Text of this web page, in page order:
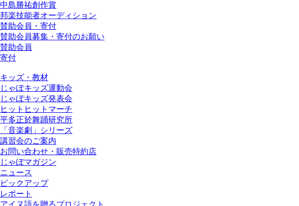
中島勝祐創作賞
邦楽技能者オーディション
賛助会員・寄付
賛助会員募集・寄付のお願い
賛助会員
寄付
キッズ・教材
じゃぽキッズ運動会
じゃぽキッズ発表会
ヒットヒットマーチ
平多正於舞踊研究所
「音楽劇」シリーズ
講習会のご案内
お問い合わせ・販売特約店
じゃぽマガジン
ニュース
ピックアップ
レポート
アイヌ語を贈るプロジェクト